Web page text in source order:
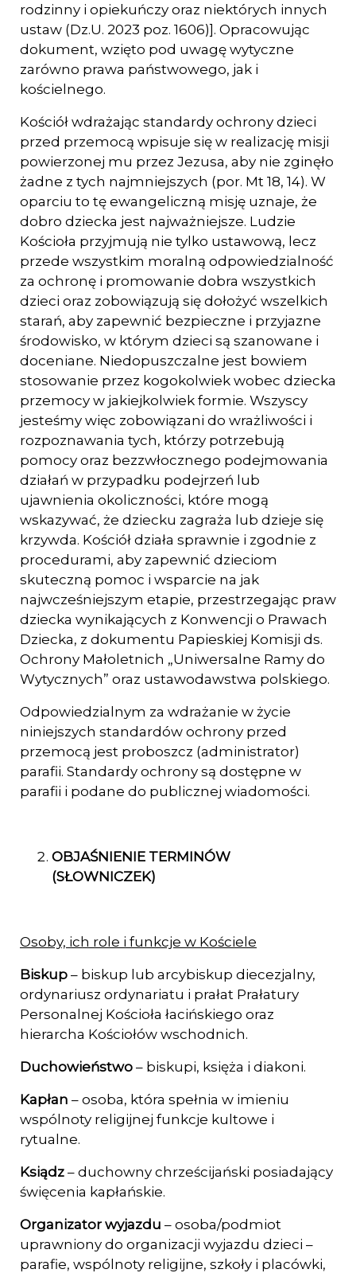
ro­dzinny i opiekuńczy oraz niektórych innych
ustaw (Dz.U. 2023 poz. 1606)]. Opracowując
dokument, wzięto pod uwagę wytyczne
zarówno prawa państwowego, jak i
kościelnego.
Kościół wdrażając standardy ochrony dzieci
przed przemocą wpisuje się w realizację misji
powierzonej mu przez Jezusa, aby nie zginęło
żadne z tych najmniejszych (por. Mt 18, 14). W
oparciu to tę ewangeliczną misję uznaje, że
dobro dziecka jest najważniejsze. Ludzie
Kościoła przyjmują nie tylko ustawową, lecz
przede wszystkim moralną odpowiedzialność
za ochronę i promowanie dobra wszystkich
dzieci oraz zobowiązują się dołożyć wszelkich
starań, aby zapewnić bezpieczne i przyjazne
środowisko, w którym dzieci są szanowane i
doceniane. Niedopuszczalne jest bowiem
stosowanie przez kogokolwiek wobec dziecka
przemocy w jakiejkolwiek formie. Wszyscy
jesteśmy więc zobowiązani do wrażliwości i
rozpozna­wania tych, którzy potrzebują
pomocy oraz bezzwłocznego podejmowania
działań w przypadku podejrzeń lub
ujawnienia okoliczności, które mogą
wskazywać, że dziecku zagraża lub dzieje się
krzywda. Kościół działa sprawnie i zgodnie z
procedura­mi, aby zapewnić dzieciom
skuteczną pomoc i wsparcie na jak
najwcześniejszym etapie, przestrzegając praw
dziecka wynikających z Konwencji o Prawach
Dziecka, z dokumentu Papieskiej Komisji ds.
Ochrony Małoletnich „Uniwersalne Ramy do
Wytycznych” oraz ustawodawstwa polskiego.
Odpowiedzialnym za wdrażanie w życie
niniejszych standardów ochrony przed
przemocą jest proboszcz (administrator)
parafii. Standardy ochrony są dostępne w
parafii i podane do publicznej wiadomości.
OBJAŚNIENIE TERMINÓW
(SŁOWNICZEK)
Osoby, ich role i funkcje w Kościele
Biskup – biskup lub arcybiskup diecezjalny,
ordynariusz ordynariatu i prałat Prałatury
Personalnej Kościoła łacińskiego oraz
hierarcha Kościołów wschodnich.
Duchowieństwo – biskupi, księża i diakoni.
Kapłan – osoba, która spełnia w imieniu
wspólnoty religijnej funkcje kultowe i
rytualne.
Ksiądz – duchowny chrześcijański posiadający
święcenia kapłańskie.
Organizator wyjazdu – osoba/podmiot
uprawniony do organizacji wyjazdu dzieci –
pa­rafie, wspólnoty religijne, szkoły i placówki,